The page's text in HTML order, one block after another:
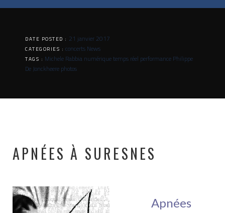
DATE POSTED : 21 janvier 2017
CATEGORIES : concerts News
TAGS : Michele Rabbia numérique temps réel performance Philippe
De Jonckheere photos
APNÉES À SURESNES
Apnées